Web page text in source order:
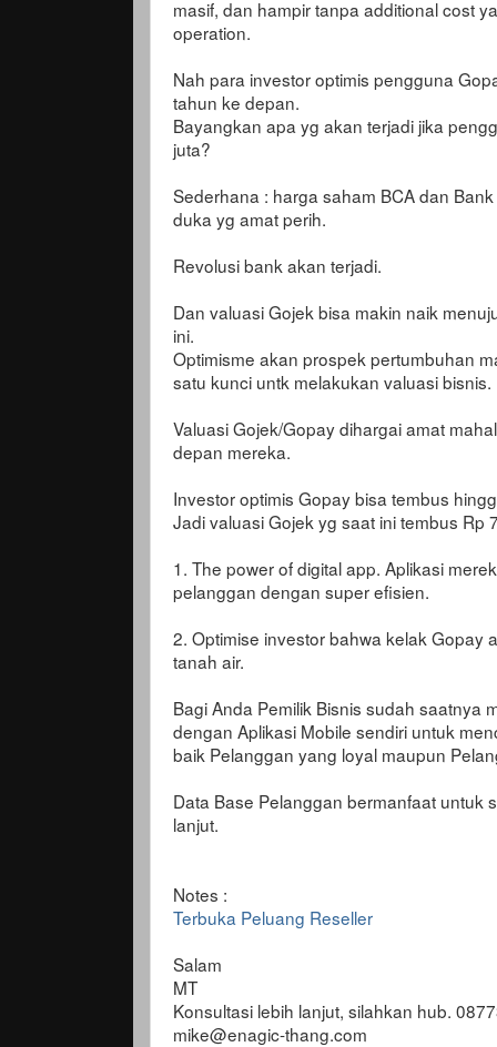
masif, dan hampir tanpa additional cost
operation.
Nah para investor optimis pengguna
tahun ke depan.
Bayangkan apa yg akan terjadi jika
juta?
Sederhana : harga saham BCA dan
duka yg amat perih.
Revolusi bank akan terjadi.
Dan valuasi Gojek bisa makin naik
ini.
Optimisme akan prospek pertumbuhan
satu kunci untk melakukan valuasi bisnis.
Valuasi Gojek/Gopay dihargai amat
depan mereka.
Investor optimis Gopay bisa tembus
Jadi valuasi Gojek yg saat ini tembus Rp
1. The power of digital app. Aplikasi
pelanggan dengan super efisien.
2. Optimise investor bahwa kelak Gopay
tanah air.
Bagi Anda Pemilik Bisnis sudah saatnya
dengan Aplikasi Mobile sendiri untuk
baik Pelanggan yang loyal maupun
Data Base Pelanggan bermanfaat untuk
lanjut.
Notes :
Terbuka Peluang Reseller
Salam
MT
Konsultasi lebih lanjut, silahkan hub.
mike@enagic-thang.com